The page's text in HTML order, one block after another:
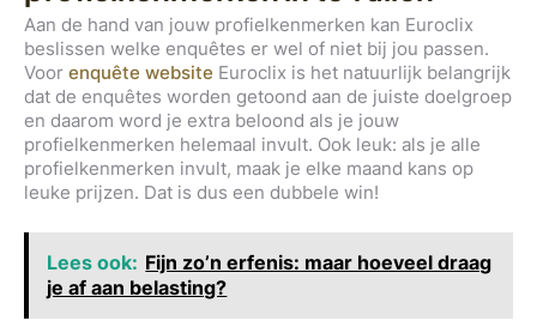
Aan de hand van jouw profielkenmerken kan Euroclix
beslissen welke enquêtes er wel of niet bij jou passen.
Voor enquête website Euroclix is het natuurlijk belangrijk
dat de enquêtes worden getoond aan de juiste doelgroep
en daarom word je extra beloond als je jouw
profielkenmerken helemaal invult. Ook leuk: als je alle
profielkenmerken invult, maak je elke maand kans op
leuke prijzen. Dat is dus een dubbele win!
Lees ook: Fijn zo’n erfenis: maar hoeveel draag
je af aan belasting?